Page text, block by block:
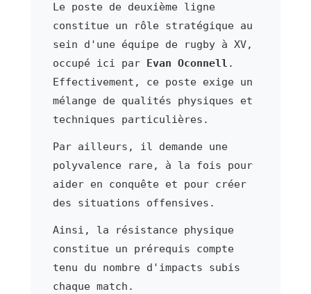
Le poste de deuxième ligne
constitue un rôle stratégique au
sein d'une équipe de rugby à XV,
occupé ici par
Evan Oconnell .
Effectivement, ce poste exige un
mélange de qualités physiques et
techniques particulières.
Par ailleurs, il demande une
polyvalence rare, à la fois pour
aider en conquête et pour créer
des situations offensives.
Ainsi, la résistance physique
constitue un prérequis compte
tenu du nombre d'impacts subis
chaque match.